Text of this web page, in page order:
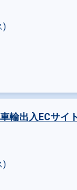
)
輸出入ECサイ
)